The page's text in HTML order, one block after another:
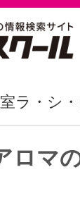
ラ・シ
ロマ